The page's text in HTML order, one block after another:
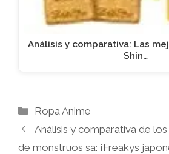
Análisis y comparativa: Las
Shin…
Categorías
Ropa Anime
Análisis y comparativa de
de monstruos sa: ¡Freakys